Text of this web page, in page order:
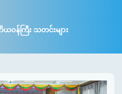
ဝန်ကြီး သတင်းများ